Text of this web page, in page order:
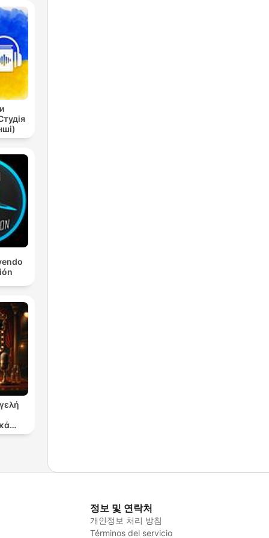
정보 및 연락처
개인정보 처리 방침
Términos del servicio